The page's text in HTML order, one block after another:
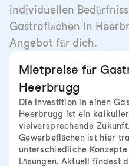
individuellen
Gastroflächen in
Angebot für dich.
Mietpreise für
Heerbrugg
Die Investition in einen
Heerbrugg ist ein
vielversprechende
Gewerbeflächen ist hier
unterschiedliche
Lösungen. Aktuell findest